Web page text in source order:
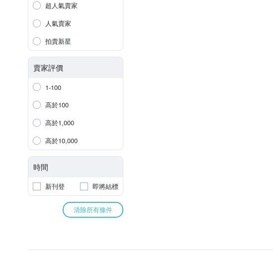
超人氣賣家
人氣賣家
拍賣新星
賣家評價
1-100
高於100
高於1,000
高於10,000
時間
新刊登 即將結標
清除所有條件